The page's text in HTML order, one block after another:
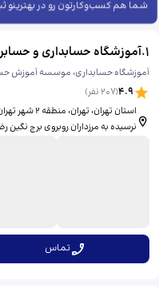
شما هم کسب‌وکارتون رو در بهترینو
1
.آموزشگاه حسابداری و
آموزشگاه حسابداری، موسسه آموزش
4.9
(
207نفر)
استان
نرسیده به مرزداران روبروی برج نگین رضا پلاک
تماس